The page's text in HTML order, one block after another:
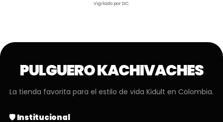
Vigilado por SIC.
PULGUERO KACHIVACHES
La tienda favorita para el estilo de vida Kidult en Colombia.
🛡️ Institucional